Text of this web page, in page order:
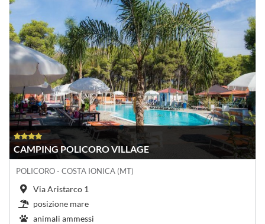
CAMPING POLICORO VILLAGE
POLICORO - COSTA IONICA (MT)
Via Aristarco 1
posizione mare
animali ammessi